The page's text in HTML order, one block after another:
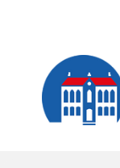
Aktuelles
Einschulung
Europaschule
Bildungsverbund
Kontakt